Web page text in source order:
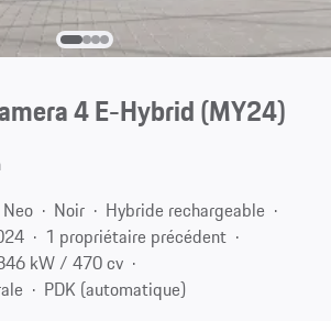
4 E-Hybrid (MY24)
Noir
Hybride rechargeable
1 propriétaire précédent
kW / 470 cv
PDK (automatique)